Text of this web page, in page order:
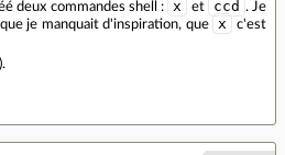
deux commandes shell :
x et ccd
. Je
je manquait d'inspiration, que
x
c'est
).